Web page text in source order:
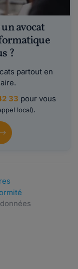
avocat
?
partout en
33 pour vous
local).